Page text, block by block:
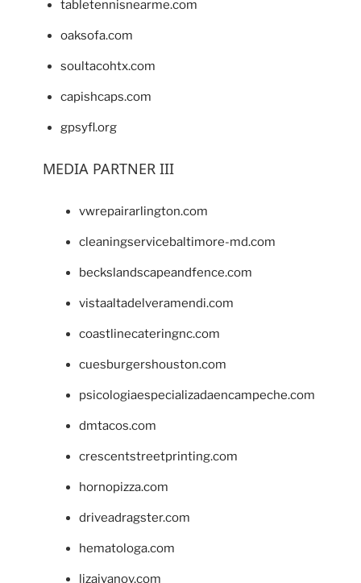
tabletennisnearme.com
oaksofa.com
soultacohtx.com
capishcaps.com
gpsyfl.org
MEDIA PARTNER III
vwrepairarlington.com
cleaningservicebaltimore-md.com
beckslandscapeandfence.com
vistaaltadelveramendi.com
coastlinecateringnc.com
cuesburgershouston.com
psicologiaespecializadaencampeche.com
dmtacos.com
crescentstreetprinting.com
hornopizza.com
driveadragster.com
hematologa.com
lizaivanov.com